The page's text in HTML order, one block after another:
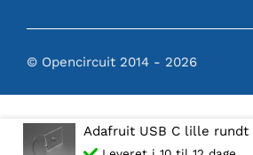
Adafruit USB C lille
© Opencircuit 2014 - 2026